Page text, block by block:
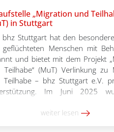
„Migration und
in Stuttgart
bhz Stuttgart hat den
Menschen mit
und bietet mit dem Projekt
Teilhabe“ (MuT) Verlinkung zu
Teilhabe – bhz Stuttgart e.V.
Im Juni 2025
Haus „Kitz 7“ in Stuttgart-
weiter lesen